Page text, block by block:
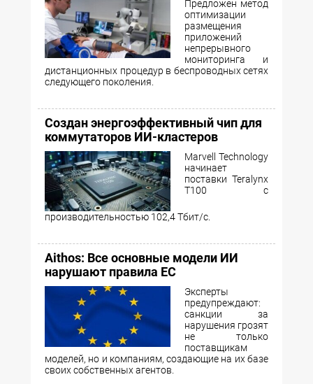
Предложен метод
оптимизации
размещения
приложений
непрерывного
мониторинга и
дистанционных процедур в беспроводных сетях
следующего поколения.
Создан энергоэффективный чип для
коммутаторов ИИ-кластеров
Marvell Technology
начинает
поставки Teralynx
T100 с
производительностью 102,4 Тбит/с.
Aithos: Все основные модели ИИ
нарушают правила ЕС
Эксперты
предупреждают:
санкции за
нарушения грозят
не только
поставщикам
моделей, но и компаниям, создающие на их базе
своих собственных агентов.